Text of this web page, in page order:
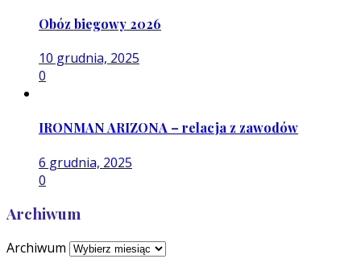
Obóz biegowy 2026
10 grudnia, 2025
0
IRONMAN ARIZONA – relacja z zawodów
6 grudnia, 2025
0
Archiwum
Archiwum